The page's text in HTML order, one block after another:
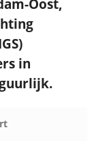
Oost,
in